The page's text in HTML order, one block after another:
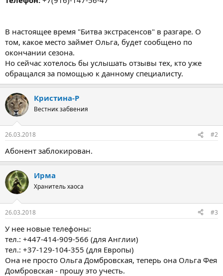
В настоящее время "Битва экстрасенсов" в разгаре. О
том, какое место займет Ольга, будет сообщено по
окончании сезона.
Но сейчас хотелось бы услышать отзывы тех, кто уже
обращался за помощью к данному специалисту.
Кристина-Р
Вестник забвения
26.03.2018 #2
Абонент заблокирован.
Ирма
Хранитель хаоса
26.03.2018 #3
У нее новые телефоны:
тел.: +447-414-909-566 (для Англии)
тел.: +37-129-104-355 (для Европы)
Она не просто Ольга Домбровская, теперь она Ольга Фея
Домбровская - прошу это учесть.